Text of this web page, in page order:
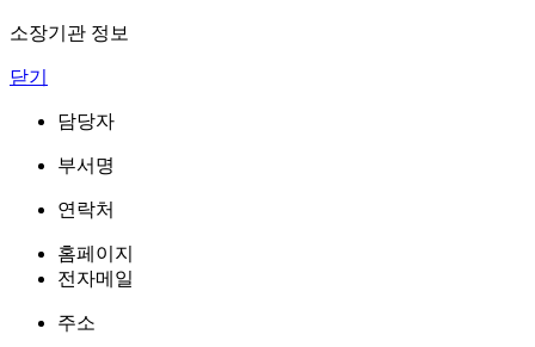
소장기관 정보
닫기
담당자
부서명
연락처
홈페이지
전자메일
주소